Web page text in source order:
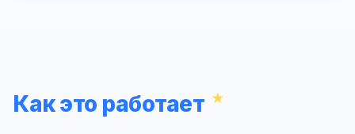
Как это работает